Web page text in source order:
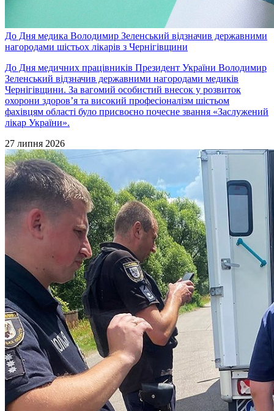
До Дня медика Володимир Зеленський відзначив державними
нагородами шістьох лікарів з Чернігівщини
До Дня медичних працівників Президент України Володимир
Зеленський відзначив державними нагородами медиків
Чернігівщини. За вагомий особистий внесок у розвиток
охорони здоров’я та високий професіоналізм шістьом
фахівцям області було присвоєно почесне звання «Заслужений
лікар України».
27 липня 2026